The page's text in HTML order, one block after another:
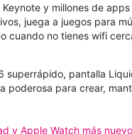
y millones de apps
juega a juegos para
cuando no tienes wifi
superrápido, pantalla
poderosa para crear,
y Apple Watch más